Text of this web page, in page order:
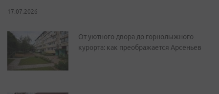
17.07.2026
От уютного двора до горнолыжного
курорта: как преображается Арсеньев